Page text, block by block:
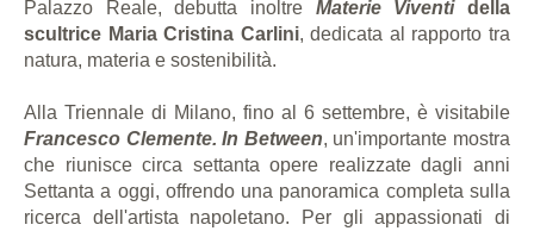
Palazzo Reale, debutta inoltre Materie Viventidella
scultrice Maria Cristina Carlini, dedicata al rapporto tra
natura, materia e sostenibilità.
Alla Triennale di Milano, fino al 6 settembre, è visitabile
Francesco Clemente. In Between, un'importante mostra
che riunisce circa settanta opere realizzate dagli anni
Settanta a oggi, offrendo una panoramica completa sulla
ricerca dell'artista napoletano. Per gli appassionati di